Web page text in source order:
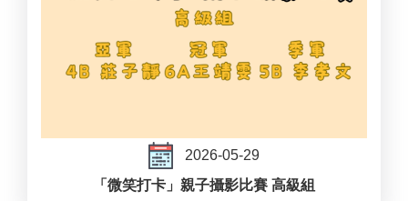
2026-05-29
「微笑打卡」親子攝影比賽 高級組